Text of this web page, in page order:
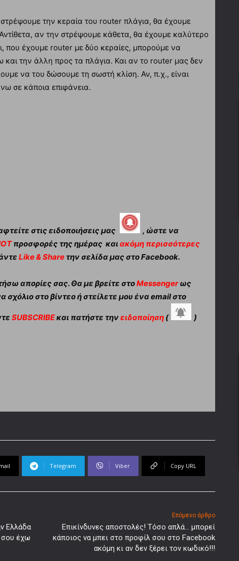
την κεραία του router πλάγια, θα έχουμε
αν την στρέψουμε κάθετα, θα έχουμε καλύτερο
που έχουμε router με δύο κεραίες, μπορούμε να
και την άλλη προς τα πλάγια. Και αν το router μας δεν
να του δώσουμε τη σωστή κλίση. Αν, π.χ., είναι
σε κάποια επιφάνεια.
στις ειδοποιήσεις μας
, ώστε να
προσφορές της ημέρας καιακόμη περισσότερες
Like & Share την σελίδα μας στο Facebook.
απορίες σας. Θα με βρείτε στοMessengerως
σχόλιο στο βίντεο ή στείλετε μου ένα email στο
SUBSCRIBEκαι πατήστε τηνειδοποίηση (
)
Telegram Viber Copy URL
Ελλάδα
σου έχω
Επόμενο άρθρο
Επικίνδυνες αποστολές! Τόσο απλά… μπορεί
κάποιος να μπει στο προφίλ σου στο Facebook
ακόμη κι αν δεν ξέρει τον κωδικό!!!